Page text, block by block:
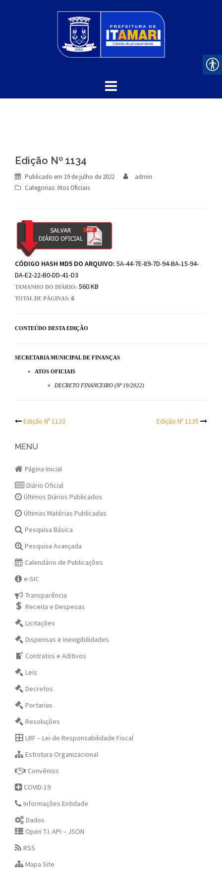
Edição Nº 1134
Publicado em 19 de julho de 2022
admin
Categorias: Atos Oficiais
CÓDIGO HASH MD5 DO ARQUIVO: 5A-44-7E-89-7D-94-BA-15-94-
DA-E2-22-B0-DD-41-D3
TAMANHO DO DIÁRIO: 560 KB
TOTAL DE PÁGINAS: 6
CONTEÚDO DESTA EDIÇÃO
SECRETARIA MUNICIPAL DE FINANÇAS
ATOS OFICIAIS
DECRETO FINANCEIRO (Nº 19/2022)
Post
navigation
Edição Nº 1133 Edição Nº 1135
MENU
Página Inicial
Diário Oficial
Últimos Diários Publicados
Últimas Matérias Publicadas
Pesquisa Básica
Pesquisa Avançada
Calendário de Publicações
e-SIC
Transparência
Receita e Despesas
Licitações
Dispensas e Inexigibilidades
Contratos e Aditivos
Leis
Decretos
Portarias
Resoluções
LRF – Lei de Responsabilidade Fiscal
Estrutura Organizacional
Convênios
COVID-19
Informações Entidade
Dados
Open T.I. API – JSON
RSS
Mapa Site